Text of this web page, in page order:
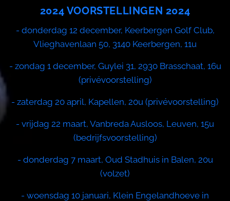
2024 VOORSTELLINGEN 2024
- donderdag 12 december, Keerbergen Golf Club,
Vlieghavenlaan 50, 3140 Keerbergen, 11u
- zondag 1 december, Guylei 31, 2930 Brasschaat, 16u
(privévoorstelling)
- zaterdag 20 april, Kapellen, 20u (privévoorstelling)
- vrijdag 22 maart, Vanbreda Ausloos, Leuven, 15u
(bedrijfsvoorstelling)
- donderdag 7 maart, Oud Stadhuis in Balen, 20u
(volzet)
- woensdag 10 januari, Klein Engelandhoeve in